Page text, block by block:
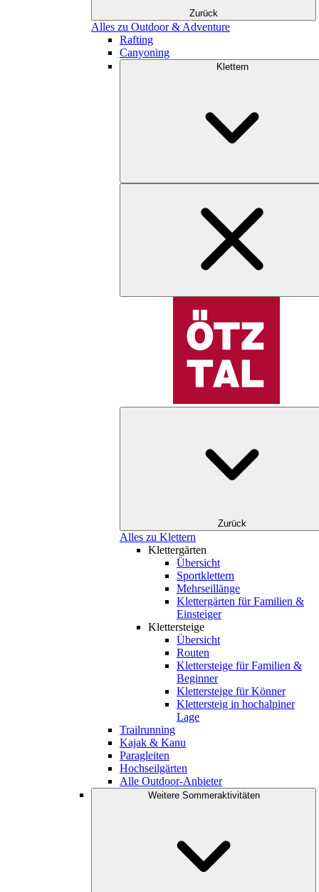
Zurück
Alles zu Outdoor & Adventure
Rafting
Canyoning
Klettern
Zurück
Alles zu Klettern
Klettergärten
Übersicht
Sportklettern
Mehrseillänge
Klettergärten für Familien &
Einsteiger
Klettersteige
Übersicht
Routen
Klettersteige für Familien &
Beginner
Klettersteige für Könner
Klettersteig in hochalpiner
Lage
Trailrunning
Kajak & Kanu
Paragleiten
Hochseilgärten
Alle Outdoor-Anbieter
Weitere Sommeraktivitäten